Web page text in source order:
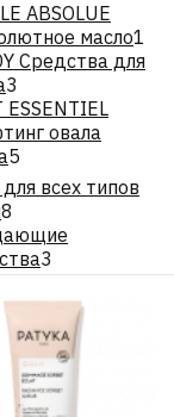
ABSOLUE
масло1
Средства для
3
ESSENTIEL
овала
5
всех типов
8
3